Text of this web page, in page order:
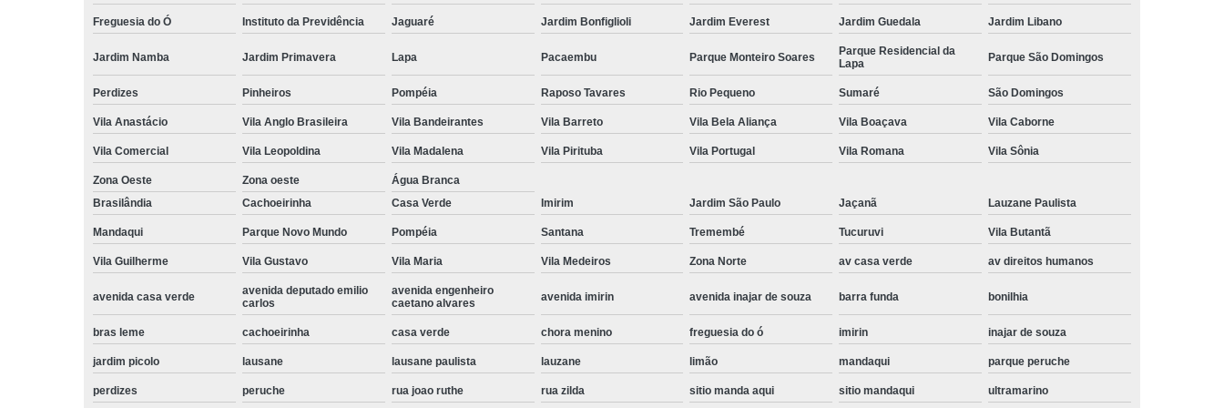
Instalação de Maquina de Lavar Roupa
Instalação de Maquina de Lavar Samsung
Instalação Eletrica Maquina de Lavar Roupa
Instalação Maquina de Lavar Roupa
Instalação Maquina Lavar e Seca
Instalação para Maquina de Lavar Roupa
Instalar Maquina de Lavar Samsung
Instalar Maquina Lavar Roupa
Maquina de Lavar Roupa Instalação
Instalação de Lava e Seca Samsung
Instalação de Maquina Lava e Seca
Instalação Lava e Seca
Instalação Lava e Seca Samsung
Instalação Lava Seca
Instalação Maquina Lava e Seca
Instalação Maquina Lava e Seca Samsung
Instalação Samsung Lava e Seca
Lava e Seca Instalação
Lava e Seca Samsung Instalação
Samsung Instalação Lava e Seca
Manutenção de Fogão
Manutenção de Fogão a Gas
Manutenção de Fogão Cooktop
Manutenção de Fogão Electrolux
Manutenção em Fogão
Freguesia do Ó Instituto da Previdência Jaguaré Jardim Bonfiglioli Jardim Everest Jardim Guedala Jardim Libano
Jardim Namba Jardim Primavera Lapa Pacaembu Parque Monteiro Soares
Parque Residencial da
Lapa
Parque São Domingos
Perdizes Pinheiros Pompéia Raposo Tavares Rio Pequeno Sumaré São Domingos
Vila Anastácio Vila Anglo Brasileira Vila Bandeirantes Vila Barreto Vila Bela Aliança Vila Boaçava Vila Caborne
Vila Comercial Vila Leopoldina Vila Madalena Vila Pirituba Vila Portugal Vila Romana Vila Sônia
Zona Oeste Zona oeste
Água Branca
Brasilândia
Cachoeirinha Casa Verde Imirim Jardim São Paulo Jaçanã Lauzane Paulista
Mandaqui Parque Novo Mundo Pompéia Santana Tremembé Tucuruvi Vila Butantã
Vila Guilherme Vila Gustavo Vila Maria Vila Medeiros Zona Norte av casa verde av direitos humanos
avenida casa verde
avenida deputado emilio
carlos
avenida engenheiro
caetano alvares
avenida imirin avenida inajar de souza barra funda bonilhia
bras leme cachoeirinha casa verde chora menino freguesia do ó imirin inajar de souza
jardim picolo lausane lausane paulista lauzane limão mandaqui parque peruche
perdizes peruche rua joao ruthe rua zilda sitio manda aqui sitio mandaqui ultramarino